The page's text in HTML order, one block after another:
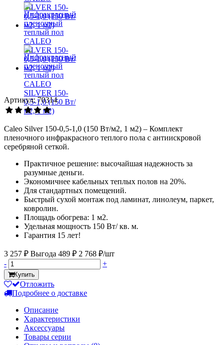
Артикул: 70314
Caleo Silver 150-0,5-1,0 (150 Вт/м2, 1 м2) – Комплект
пленочного инфракрасного теплого пола с антиискровой
серебряной сеткой.
Практичное решение: высочайшая надежность за
разумные деньги.
Экономичнее кабельных теплых полов на 20%.
Для стандартных помещений.
Быстрый сухой монтаж под ламинат, линолеум, паркет,
ковролин.
Площадь обогрева: 1 м2.
Удельная мощность 150 Вт/ кв. м.
Гарантия 15 лет!
3 257 ₽ Выгода 489 ₽ 2 768 ₽/шт
-
+
Купить
Отложить
Подробнее о доставке
Описание
Характеристики
Аксессуары
Товары серии